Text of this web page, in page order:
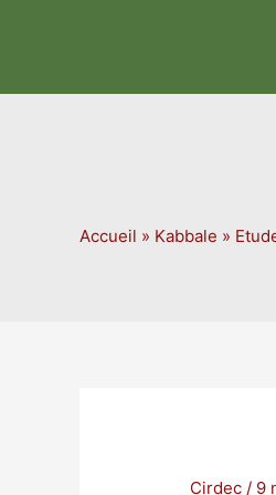
Accueil » Kabbale »
Cirdec / 9